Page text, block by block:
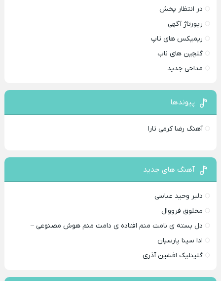
در انتظار پخش
رپورتاژ آگهی
ریمیکس های تاپ
گلچین های ناب
مداحی جدید
پیوندها
آهنگ رضا کرمی تارا
آهنگ های جدید
دلبر وحید عباسی
مخلوق فرووال
دل بسته ی نامت منم افتاده ی دامت منم هوش مصنوعی –
ادا سینا پارسیان
گلینلیک افشین آذری